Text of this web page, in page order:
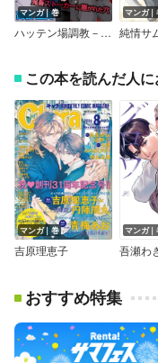
マンガ｜巻
ハッテン場調教－鬼畜ストーカーに塞がれた穴
マンガ
純情サ
この本を読んだ人
マンガ｜巻
吉原理恵子
マンガ
吾瀬わ
おすすめ特集